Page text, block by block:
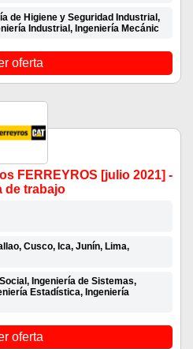
de Higiene y Seguridad Industrial,
Industrial, Ingeniería Mecánic
oferta
FERREYROS [julio 2021] -
de trabajo
Cusco, Ica, Junín, Lima,
Ingeniería de Sistemas,
Estadística, Ingeniería
oferta